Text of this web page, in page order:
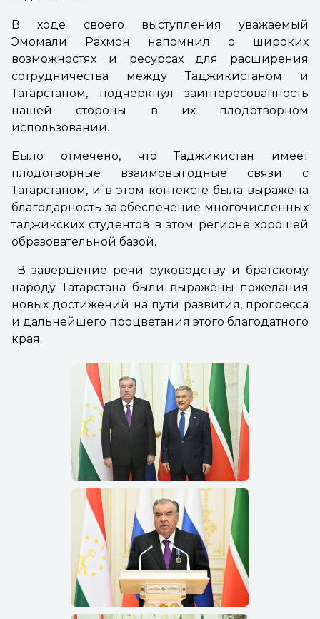
В ходе своего выступления уважаемый
Эмомали Рахмон напомнил о широких
возможностях и ресурсах для расширения
сотрудничества между Таджикистаном и
Татарстаном, подчеркнул заинтересованность
нашей стороны в их плодотворном
использовании.
Было отмечено, что Таджикистан имеет
плодотворные взаимовыгодные связи с
Татарстаном, и в этом контексте была выражена
благодарность за обеспечение многочисленных
таджикских студентов в этом регионе хорошей
образовательной базой.
В завершение речи руководству и братскому
народу Татарстана были выражены пожелания
новых достижений на пути развития, прогресса
и дальнейшего процветания этого благодатного
края.